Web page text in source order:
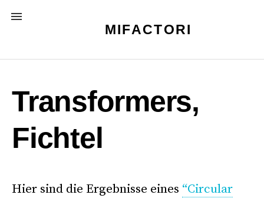
MENU
MIFACTORI
Transformers,
Fichtel
Hier sind die Ergebnisse eines “Circular